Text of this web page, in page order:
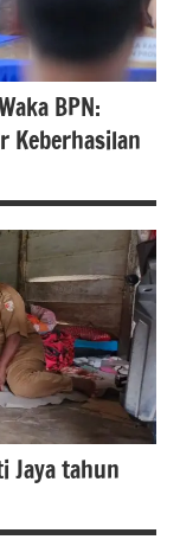
BPN:
Keberhasilan
Jaya tahun